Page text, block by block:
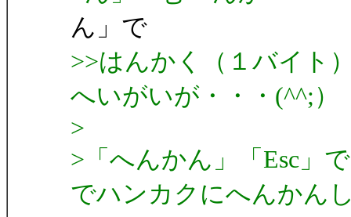
ん」で
>>はんかく（１バイト
へいがいが・・・(^^;）
>
>「へんかん」「Esc」
でハンカクにへんかん